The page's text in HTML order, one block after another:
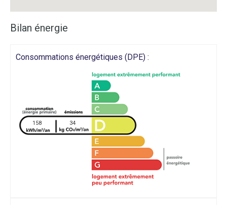
Bilan énergie
Consommations énergétiques (DPE) :
158 34